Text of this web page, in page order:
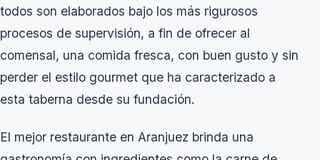
todos son elaborados bajo los más rigurosos
procesos de supervisión, a fin de ofrecer al
comensal, una comida fresca, con buen gusto y sin
perder el estilo gourmet que ha caracterizado a
esta taberna desde su fundación.
El mejor restaurante en Aranjuez brinda una